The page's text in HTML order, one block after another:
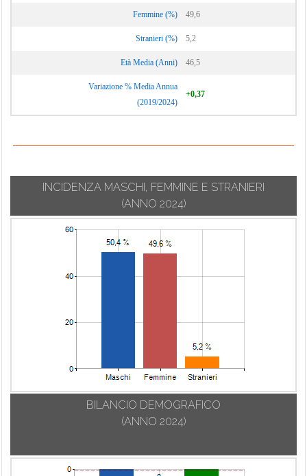
Femmine (%) 49,6
Stranieri (%) 5,2
Età Media (Anni) 46,5
Variazione % Media Annua
(2019/2024)
+0,37
INCIDENZA MASCHI, FEMMINE E STRANIERI
(ANNO 2024)
BILANCIO DEMOGRAFICO
(ANNO 2024)